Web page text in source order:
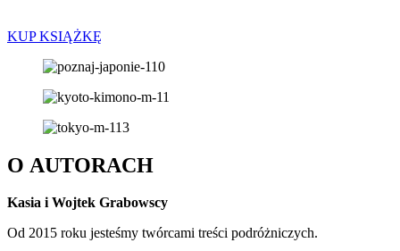
KUP KSIĄŻKĘ
O AUTORACH
Kasia i Wojtek Grabowscy
Od 2015 roku jesteśmy twórcami treści podróżniczych.